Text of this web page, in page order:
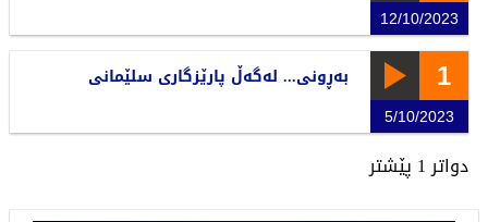
12/10/2023
1
5/10/2023
بەڕونی... لەگەڵ پارێزگاری سلێمانی
دواتر 1 پێشتر